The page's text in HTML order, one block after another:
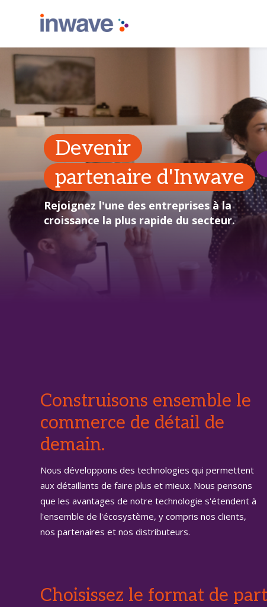
Devenir
partenaire d'Inwave
Rejoignez l'une des entreprises à la
croissance la plus rapide du secteur.
Construisons ensemble le
commerce de détail de
demain.
Nous développons des technologies qui permettent
aux détaillants de faire plus et mieux. Nous pensons
que les avantages de notre technologie s'étendent à
l'ensemble de l'écosystème, y compris nos clients,
nos partenaires et nos distributeurs.
Choisissez le format de